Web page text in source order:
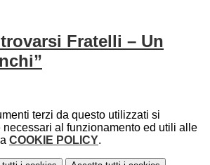
Fratelli – Un
terzi da questo utilizzati si
al funzionamento ed utili alle
COOKIE POLICY.